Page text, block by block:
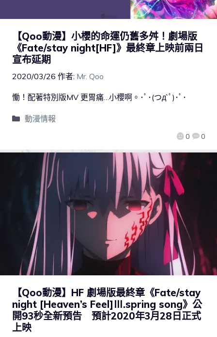
【Qoo動漫】小櫻的命運仍舊多舛！劇場版
《Fate/stay night[HF]》最終章上映前兩日
宣布延期
2020/03/26 作者: Mr. Qoo
0 0
慟！配著特別版MV 更胃痛…小櫻啊。･ﾟ･(つд`ﾟ)･ﾟ･
動漫情報
【Qoo動漫】HF 劇場版最終章《Fate/stay
night [Heaven’s Feel]Ⅲ.spring song》公
開93秒全新預告 預計2020年3月28日正式
上映